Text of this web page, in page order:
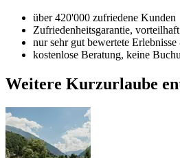
über 420'000 zufriedene Kunden
Zufriedenheitsgarantie,
nur sehr gut bewertete
kostenlose Beratung, keine
Weitere Kurzurlaube